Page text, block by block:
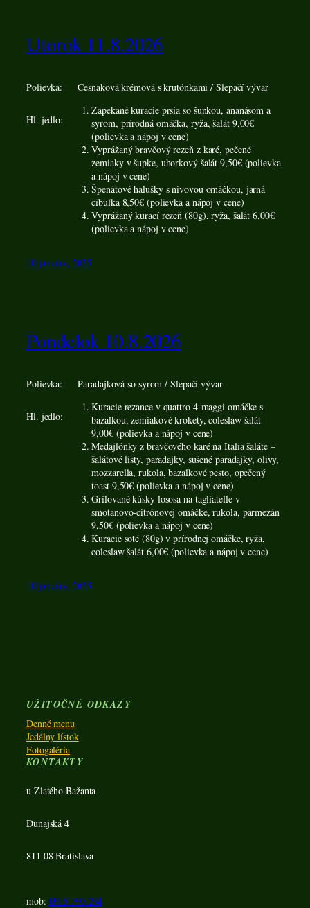
Utorok 11.8.2026
Polievka: Cesnaková krémová s krutónkami / Slepačí vývar
Hl. jedlo:
Zapekané kuracie prsia so šunkou, ananásom a
syrom, prírodná omáčka, ryža, šalát 9,00€
(polievka a nápoj v cene)
Vyprážaný bravčový rezeň z karé, pečené
zemiaky v šupke, uhorkový šalát 9,50€ (polievka
a nápoj v cene)
Špenátové halušky s nivovou omáčkou, jarná
cibuľka 8,50€ (polievka a nápoj v cene)
Vyprážaný kurací rezeň (80g), ryža, šalát 6,00€
(polievka a nápoj v cene)
10 januára, 2025
Pondelok 10.8.2026
Polievka: Paradajková so syrom / Slepačí vývar
Hl. jedlo:
Kuracie rezance v quattro 4-maggi omáčke s
bazalkou, zemiakové krokety, coleslaw šalát
9,00€ (polievka a nápoj v cene)
Medajlónky z bravčového karé na Italia šaláte –
šalátové listy, paradajky, sušené paradajky, olivy,
mozzarella, rukola, bazalkové pesto, opečený
toast 9,50€ (polievka a nápoj v cene)
Grilované kúsky lososa na tagliatelle v
smotanovo-citrónovej omáčke, rukola, parmezán
9,50€ (polievka a nápoj v cene)
Kuracie soté (80g) v prírodnej omáčke, ryža,
coleslaw šalát 6,00€ (polievka a nápoj v cene)
10 januára, 2025
UŽITOČNÉ ODKAZY
Denné menu
Jedálny lístok
Fotogaléria
KONTAKTY
u Zlatého Bažanta
Dunajská 4
811 08 Bratislava
mob: 0915 790 294